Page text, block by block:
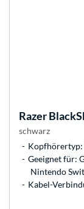
Razer
schwarz
Geeignet für:
Nintendo
Kabel-